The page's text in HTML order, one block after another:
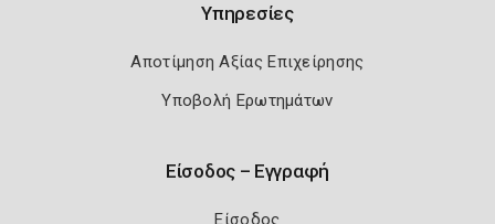
Υπηρεσίες
Αποτίμηση Αξίας Επιχείρησης
Υποβολή Ερωτημάτων
Είσοδος – Εγγραφή
Είσοδος